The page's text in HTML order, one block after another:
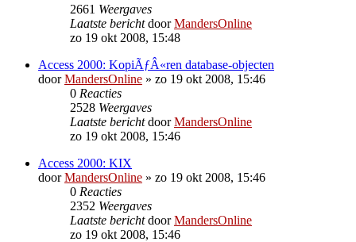
2661 Weergaves
Laatste berichtdoorMandersOnline
zo 19 okt 2008, 15:48
Access 2000: KopiÃƒÂ«ren database-objecten
doorMandersOnline » zo 19 okt 2008, 15:46
0 Reacties
2528 Weergaves
Laatste berichtdoorMandersOnline
zo 19 okt 2008, 15:46
Access 2000: KIX
doorMandersOnline » zo 19 okt 2008, 15:46
0 Reacties
2352 Weergaves
Laatste berichtdoorMandersOnline
zo 19 okt 2008, 15:46